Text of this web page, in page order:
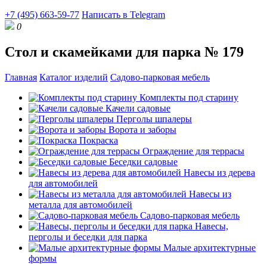
+7 (495) 663-59-77 Написать в Telegram
0
Стол и скамейками для парка № 179
Главная Каталог изделий Садово-парковая мебель
Комплекты под старину
Качели садовые
Перголы шпалеры
Ворота и заборы
Покраска
Ограждение для террасы
Беседки садовые
Навесы из дерева
для автомобилей
Навесы из
металла для автомобилей
Садово-парковая мебель
Навесы,
перголы и беседки для парка
Малые архитектурные
формы